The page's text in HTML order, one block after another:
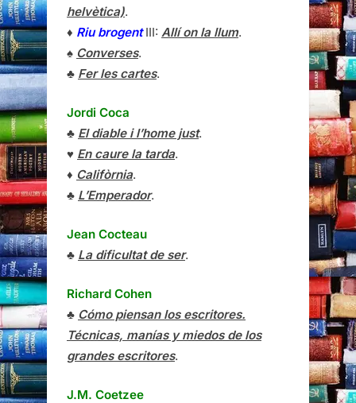
helvètica).
♦ Riu brogentIII: Allí on la llum.
♠ Converses.
♣ Fer les cartes.
Jordi Coca
♣ El diable i l’home just.
♥ En caure la tarda.
♦ Califòrnia.
♣ L’Emperador.
Jean Cocteau
♣ La dificultat de ser.
Richard Cohen
♣ Cómo piensan los escritores.
Técnicas, manías y miedos de los
grandes escritores.
J.M. Coetzee